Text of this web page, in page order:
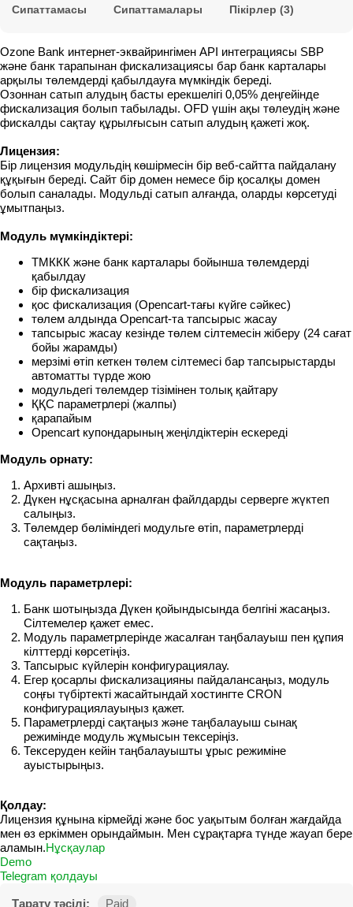
Сипаттамасы Сипаттамалары Пікірлер (3)
Ozone Bank интернет-эквайрингімен API интеграциясы SBP
және банк тарапынан фискализациясы бар банк карталары
арқылы төлемдерді қабылдауға мүмкіндік береді.
Озоннан сатып алудың басты ерекшелігі 0,05% деңгейінде
фискализация болып табылады. OFD үшін ақы төлеудің және
фискалды сақтау құрылғысын сатып алудың қажеті жоқ.
Лицензия:
Бір лицензия модульдің көшірмесін бір веб-сайтта пайдалану
құқығын береді. Сайт бір домен немесе бір қосалқы домен
болып саналады. Модульді сатып алғанда, оларды көрсетуді
ұмытпаңыз.
Модуль мүмкіндіктері:
ТМККК және банк карталары бойынша төлемдерді
қабылдау
бір фискализация
қос фискализация (Opencart-тағы күйге сәйкес)
төлем алдында Opencart-та тапсырыс жасау
тапсырыс жасау кезінде төлем сілтемесін жіберу (24 сағат
бойы жарамды)
мерзімі өтіп кеткен төлем сілтемесі бар тапсырыстарды
автоматты түрде жою
модульдегі төлемдер тізімінен толық қайтару
ҚҚС параметрлері (жалпы)
қарапайым
Opencart купондарының жеңілдіктерін ескереді
Модуль орнату:
Архивті ашыңыз.
Дүкен нұсқасына арналған файлдарды серверге жүктеп
салыңыз.
Төлемдер бөліміндегі модульге өтіп, параметрлерді
сақтаңыз.
Модуль параметрлері:
Банк шотыңызда Дүкен қойындысында белгіні жасаңыз.
Сілтемелер қажет емес.
Модуль параметрлерінде жасалған таңбалауыш пен құпия
кілттерді көрсетіңіз.
Тапсырыс күйлерін конфигурациялау.
Егер қосарлы фискализацияны пайдалансаңыз, модуль
соңғы түбіртекті жасайтындай хостингте CRON
конфигурациялауыңыз қажет.
Параметрлерді сақтаңыз және таңбалауыш сынақ
режимінде модуль жұмысын тексеріңіз.
Тексеруден кейін таңбалауышты ұрыс режиміне
ауыстырыңыз.
Қолдау:
Лицензия құнына кірмейді және бос уақытым болған жағдайда
мен өз еркіммен орындаймын. Мен сұрақтарға түнде жауап бере
аламын.Нұсқаулар
Demo
Telegram қолдауы
Тарату тәсілі: Paid